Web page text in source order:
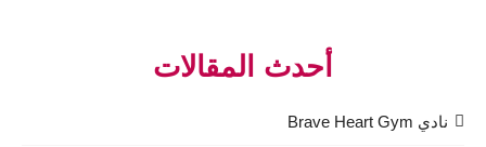
أحدث المقالات
نادي Brave Heart Gym